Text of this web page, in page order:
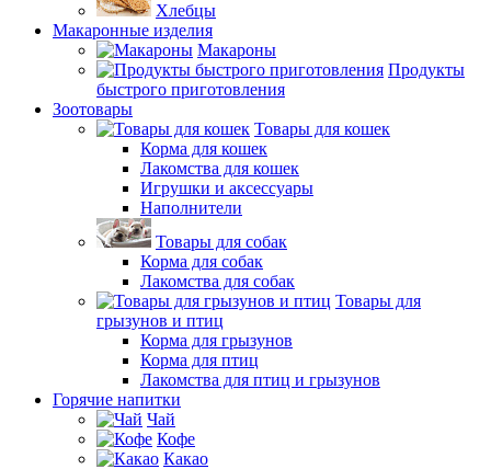
Хлебцы
Макаронные изделия
Макароны
Продукты
быстрого приготовления
Зоотовары
Товары для кошек
Корма для кошек
Лакомства для кошек
Игрушки и аксессуары
Наполнители
Товары для собак
Корма для собак
Лакомства для собак
Товары для
грызунов и птиц
Корма для грызунов
Корма для птиц
Лакомства для птиц и грызунов
Горячие напитки
Чай
Кофе
Какао